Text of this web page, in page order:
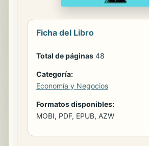
Ficha del Libro
Total de páginas 48
Categoría:
Economía y Negocios
Formatos disponibles:
MOBI, PDF, EPUB, AZW